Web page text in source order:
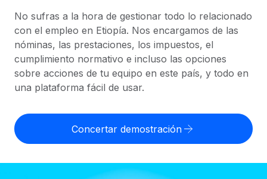
Nómina global
Gestiona las nóminas de forma sencilla y conforme a la
legalidad.
Employer of Record
Expándete en todo el mundo sin gastar en entidades.
cumpliendo la normativa.
Integra y gestiona a autónomos globalmente.
COBERTURA MUNDIAL
Explorador de países
Consulta el soporte del empleo global según el país.
Explorador estatal de EE. UU.
Simplifica la contratación en todos los estados de EE.
Comparador de Remote
Compáranos con otras empresas.
Recursos
HERRAMIENTAS Y CALCULADORAS
Calculadora del riesgo de clasificación errónea
Consulta el riesgo de clasificación errónea por país.
cualquier país.
Descubre opciones de divisas y tiempos de pago para
Precios
English
Nederlands
No sufras a la hora de gestionar todo lo relacionado
con el empleo en Etiopía. Nos encargamos de las
nóminas, las prestaciones, los impuestos, el
cumplimiento normativo e incluso las opciones
sobre acciones de tu equipo en este país, y todo en
una plataforma fácil de usar.
Concertar demostración